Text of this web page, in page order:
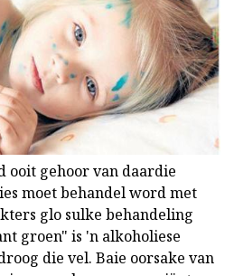
ooit gehoor van daardie
moet behandel word met
glo sulke behandeling
groen" is 'n alkoholiese
die vel. Baie oorsake van